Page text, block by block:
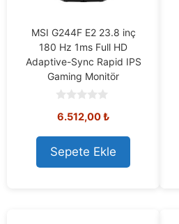
MSI G244F E2 23.8 inç
180 Hz 1ms Full HD
Adaptive-Sync Rapid IPS
Gaming Monitör
o
t
o
f
5
6.512,00₺
Sepete Ekle